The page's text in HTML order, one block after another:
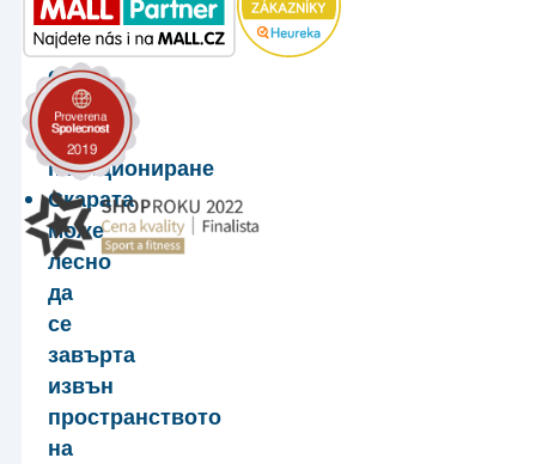
се
скара
с
държач
за
позициониране
Скарата
може
лесно
да
се
завърта
извън
пространството
на